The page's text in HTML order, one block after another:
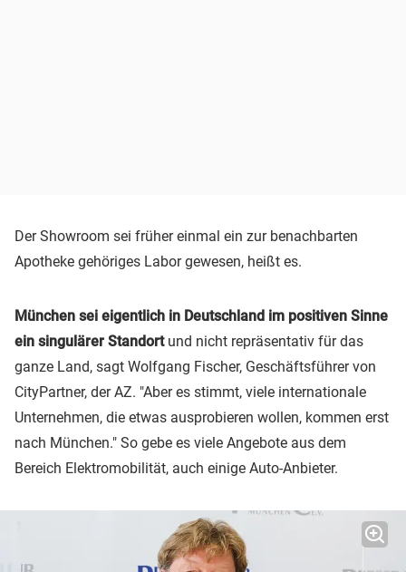
Der Showroom sei früher einmal ein zur benachbarten
Apotheke gehöriges Labor gewesen, heißt es.
München sei eigentlich in Deutschland im positiven Sinne
ein singulärer Standortund nicht repräsentativ für das
ganze Land, sagt Wolfgang Fischer, Geschäftsführer von
CityPartner, der AZ. "Aber es stimmt, viele internationale
Unternehmen, die etwas ausprobieren wollen, kommen erst
nach München." So gebe es viele Angebote aus dem
Bereich Elektromobilität, auch einige Auto-Anbieter.